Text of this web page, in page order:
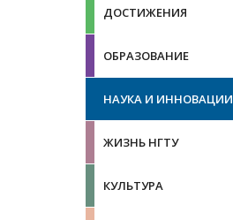
ДОСТИЖЕНИЯ
ОБРАЗОВАНИЕ
НАУКА И ИННОВАЦИИ
ЖИЗНЬ НГТУ
КУЛЬТУРА